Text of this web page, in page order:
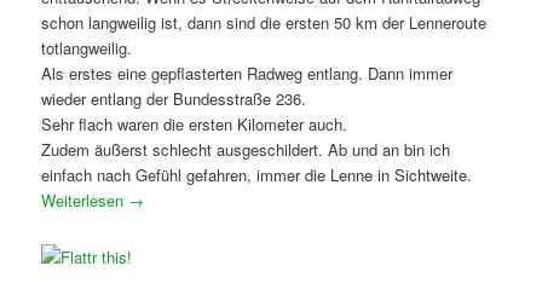
schon langweilig ist, dann sind die ersten 50 km der Lenneroute
totlangweilig.
Als erstes eine gepflasterten Radweg entlang. Dann immer
wieder entlang der Bundesstraße 236.
Sehr flach waren die ersten Kilometer auch.
Zudem äußerst schlecht ausgeschildert. Ab und an bin ich
einfach nach Gefühl gefahren, immer die Lenne in Sichtweite.
Weiterlesen →